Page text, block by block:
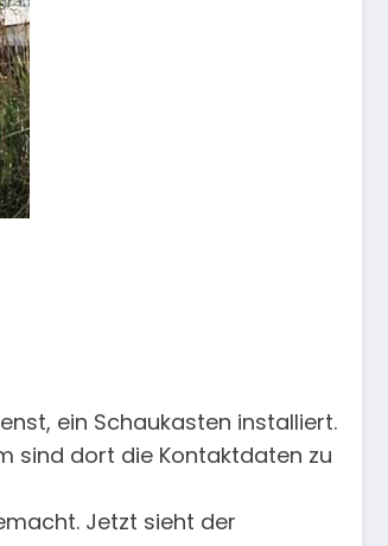
ein Schaukasten installiert.
sind dort die Kontaktdaten zu
Jetzt sieht der